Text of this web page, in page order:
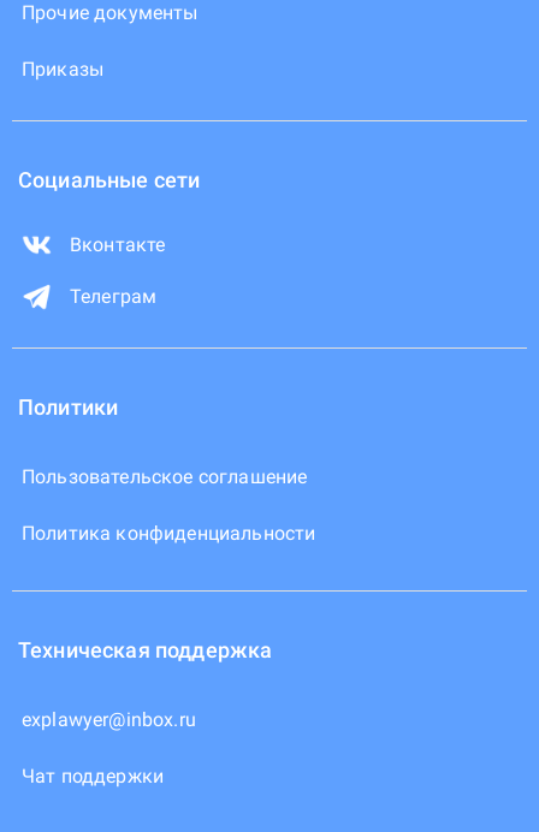
Прочие документы
Приказы
Социальные сети
Вконтакте
Телеграм
Политики
Пользовательское соглашение
Политика конфиденциальности
Техническая поддержка
explawyer@inbox.ru
Чат поддержки